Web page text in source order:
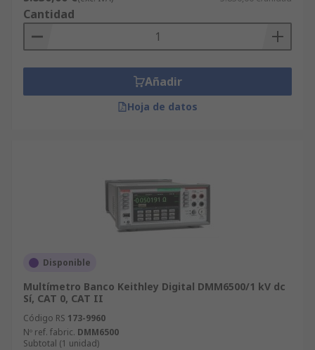
Cantidad
Añadir
Hoja de datos
Disponible
Multímetro Banco Keithley Digital DMM6500/1 kV dc
Sí, CAT 0, CAT II
Código RS 173-9960
Nº ref. fabric. DMM6500
Subtotal (1 unidad)